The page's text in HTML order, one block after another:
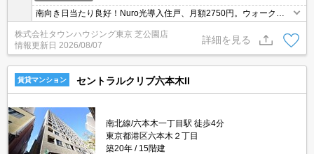
南向き日当たり良好！Nuro光導入住戸、月額2750円。ウォークイ
ンクローゼット完備！インターネット無料(CATV)明るいお部屋にな
ります。
株式会社タウンハウジング東京 芝公園店
情報更新日 2026/08/07
詳細を見る
賃貸マンション セントラルクリブ六本木II
南北線/六本木一丁目駅 徒歩4分
東京都港区六本木２丁目
築20年
15階建